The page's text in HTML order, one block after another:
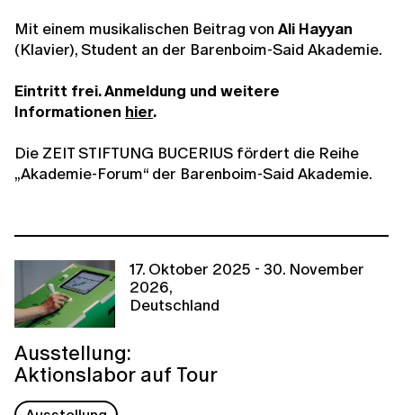
Mit einem musikalischen Beitrag von Ali Hayyan
(Klavier), Student an der Barenboim-Said Akademie.
Eintritt frei. Anmeldung und weitere
Informationen hier.
Die ZEIT STIFTUNG BUCERIUS fördert die Reihe
„Akademie-Forum“ der Barenboim-Said Akademie.
17. Oktober 2025 - 30. November
2026,
Deutschland
Ausstellung:
Aktionslabor auf Tour